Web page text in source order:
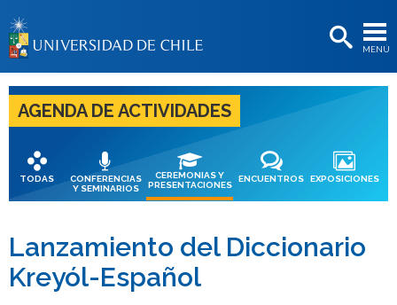
MENÚ
BIBLIOTECAS
LA UNIVERSIDAD
Postulantes
Estudiantes
Académicas/os
Funcionarias/os
Egresadas/os
AGENDA DE ACTIVIDADES
TODAS
CONFERENCIAS
Y SEMINARIOS
CEREMONIAS Y
PRESENTACIONES
ENCUENTROS EXPOSICIONES
Lanzamiento del Diccionario
Kreyól-Español